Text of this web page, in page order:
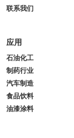
联系我们
应用
石油化工
制药行业
汽车制造
食品饮料
油漆涂料